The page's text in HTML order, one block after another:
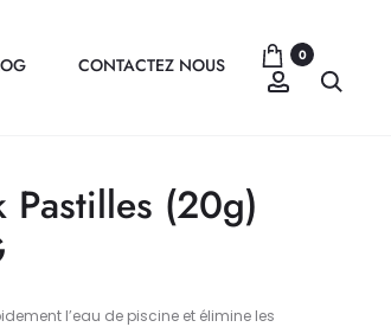
CONTACTEZ NOUS 0
Compte
Pastilles (20g)
l’eau de piscine et élimine les